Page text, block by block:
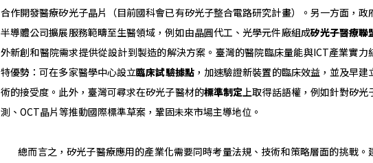
合作開發醫療矽光子晶片（目前國科會已有矽光子整合電路研究計畫）。另一方面，政
半導體公司擴展服務範疇至生醫領域，例如由晶圓代工、光學元件廠組成矽光子醫療聯
外新創和醫院需求提供從設計到製造的解決方案。臺灣的醫院臨床量能與ICT產業實力
特優勢：可在多家醫學中心設立臨床試驗據點，加速驗證新裝置的臨床效益，並及早建
術的接受度。此外，臺灣可尋求在矽光子醫材的標準制定 上取得話語權，例如針對矽光
測、OCT晶片等推動國際標準草案，鞏固未來市場主導地位。
總而言之，矽光子醫療應用的產業化需要同時考量法規、技術和策略層面的挑戰。